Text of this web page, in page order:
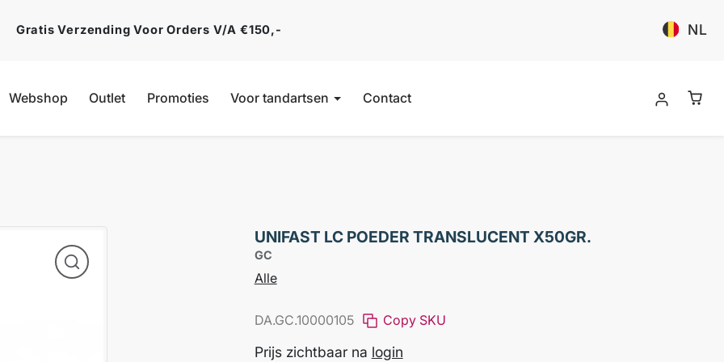
Gratis Verzending Voor Orders V/a €150,- NL
Webshop Outlet Promoties Voor tandartsen Contact
UNIFAST LC POEDER TRANSLUCENT X50GR.
GC
Alle
DA.GC.10000105 Copy SKU
Prijs zichtbaar na login